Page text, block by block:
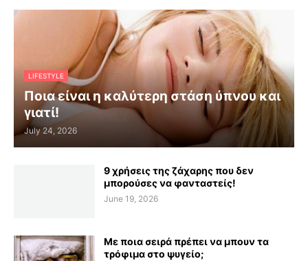
LIFESTYLE
Ποια είναι η καλύτερη στάση ύπνου και
γιατί!
July 24, 2026
9 χρήσεις της ζάχαρης που δεν
μπορούσες να φανταστείς!
June 19, 2026
Με ποια σειρά πρέπει να μπουν τα
τρόφιμα στο ψυγείο;